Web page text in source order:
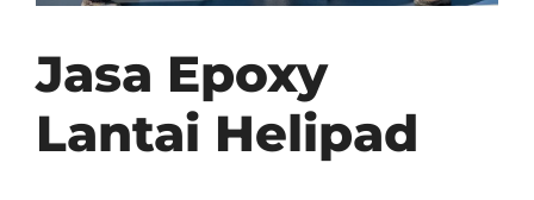
Jasa Epoxy
Lantai Helipad